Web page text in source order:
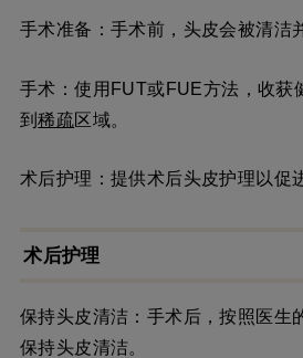
手术准备：手术前，头皮会被清洁
手术：使用FUT或FUE方法，收获
到稀疏区域。
术后护理：提供术后头皮护理以促
术后护理
保持头皮清洁：手术后，按照医生
保持头皮清洁。